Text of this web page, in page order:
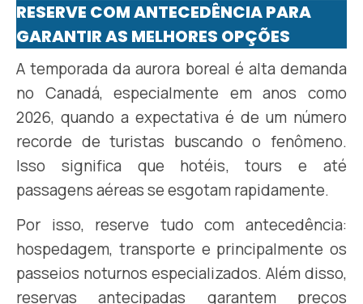
RESERVE COM ANTECEDÊNCIA PARA
GARANTIR AS MELHORES OPÇÕES
A temporada da aurora boreal é alta demanda
no Canadá, especialmente em anos como
2026, quando a expectativa é de um número
recorde de turistas buscando o fenômeno.
Isso significa que hotéis, tours e até
passagens aéreas se esgotam rapidamente.
Por isso, reserve tudo com antecedência:
hospedagem, transporte e principalmente os
passeios noturnos especializados. Além disso,
reservas antecipadas garantem preços